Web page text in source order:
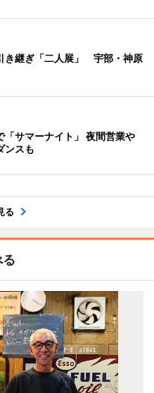
き継ぎ「二人展」 宇部・神原
「サマーナイト」 夜間営業や
ンスも
る